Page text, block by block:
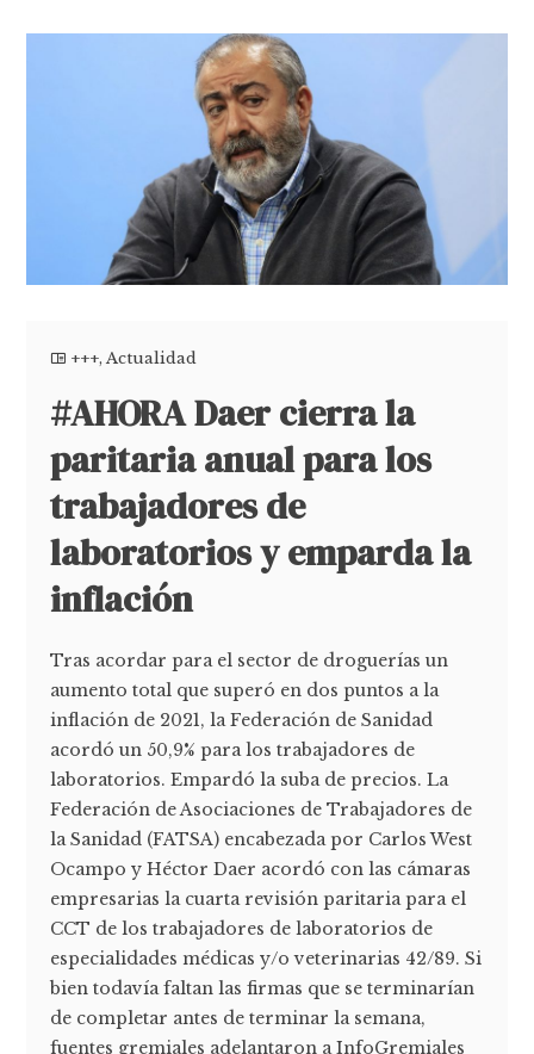
+++,Actualidad
#AHORA Daer cierra la
paritaria anual para los
trabajadores de
laboratorios y emparda la
inflación
Tras acordar para el sector de droguerías un
aumento total que superó en dos puntos a la
inflación de 2021, la Federación de Sanidad
acordó un 50,9% para los trabajadores de
laboratorios. Empardó la suba de precios. La
Federación de Asociaciones de Trabajadores de
la Sanidad (FATSA) encabezada por Carlos West
Ocampo y Héctor Daer acordó con las cámaras
empresarias la cuarta revisión paritaria para el
CCT de los trabajadores de laboratorios de
especialidades médicas y/o veterinarias 42/89. Si
bien todavía faltan las firmas que se terminarían
de completar antes de terminar la semana,
fuentes gremiales adelantaron a InfoGremiales